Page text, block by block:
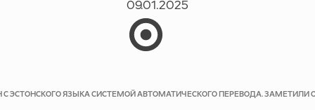
09.01.2025
С ЭСТОНСКОГО ЯЗЫКА СИСТЕМОЙ АВТОМАТИЧЕСКОГО ПЕРЕВОДА. ЗАМЕТИЛИ